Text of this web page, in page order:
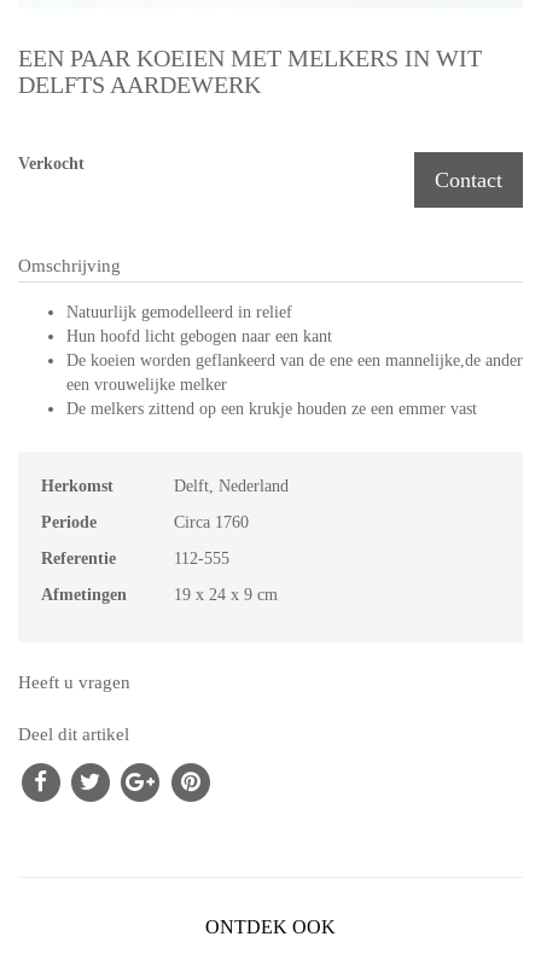
EEN PAAR KOEIEN MET MELKERS IN WIT
DELFTS AARDEWERK
Verkocht
Contact
Omschrijving
Natuurlijk gemodelleerd in relief
Hun hoofd licht gebogen naar een kant
De koeien worden geflankeerd van de ene een mannelijke,de ander
een vrouwelijke melker
De melkers zittend op een krukje houden ze een emmer vast
Herkomst
Delft, Nederland
Periode
Circa 1760
Referentie
112-555
Afmetingen
19 x 24 x 9 cm
Heeft u vragen
Deel dit artikel
ONTDEK OOK